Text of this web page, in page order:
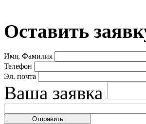
Оставить
Имя, Фамилия
Телефон
Эл. почта
Ваша заявка